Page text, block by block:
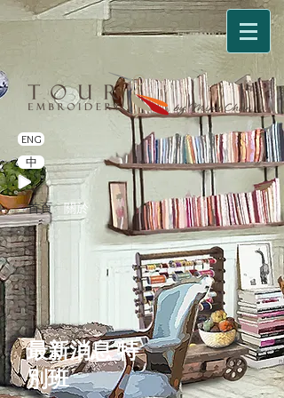
ENG
中
首頁 關於
最新消息特
別班